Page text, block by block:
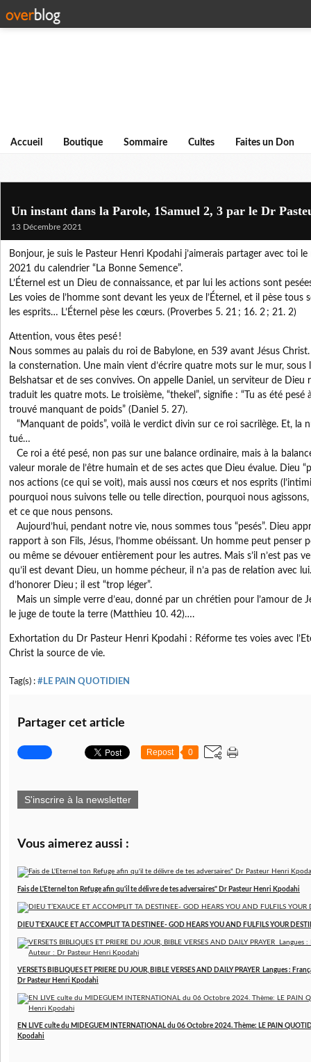
Accueil Boutique Sommaire Cultes Faites un Don
Un instant dans la Parole, 1Samuel 2, 3 par le Dr
13 Décembre 2021
Bonjour, je suis le Pasteur Henri Kpodahi j’aimerais partager avec toi
2021 du calendrier “La Bonne Semence”.
L’Éternel est un Dieu de connaissance, et par lui les actions sont
Les voies de l’homme sont devant les yeux de l’Éternel, et il pèse tous
les esprits… L’Éternel pèse les cœurs. (Proverbes 5. 21 ; 16. 2 ; 21. 2)
Attention, vous êtes pesé !
Nous sommes au palais du roi de Babylone, en 539 avant Jésus
la consternation. Une main vient d’écrire quatre mots sur le mur, sous
Belshatsar et de ses convives. On appelle Daniel, un serviteur de Dieu
traduit les quatre mots. Le troisième, “thekel”, signifie : “Tu as été pesé
trouvé manquant de poids” (Daniel 5. 27).
“Manquant de poids”, voilà le verdict divin sur ce roi sacrilège. Et, la
tué…
Ce roi a été pesé, non pas sur une balance ordinaire, mais à la
valeur morale de l’être humain et de ses actes que Dieu évalue. Dieu
nos actions (ce qui se voit), mais aussi nos cœurs et nos esprits
pourquoi nous suivons telle ou telle direction, pourquoi nous
et ce que nous pensons.
Aujourd’hui, pendant notre vie, nous sommes tous “pesés”. Dieu
rapport à son Fils, Jésus, l’homme obéissant. Un homme peut penser
ou même se dévouer entièrement pour les autres. Mais s’il n’est pas
qu’il est devant Dieu, un homme pécheur, il n’a pas de relation avec
d’honorer Dieu ; il est “trop léger”.
Mais un simple verre d’eau, donné par un chrétien pour l’amour de
le juge de toute la terre (Matthieu 10. 42)….
Exhortation du Dr Pasteur Henri Kpodahi : Réforme tes voies avec
Christ la source de vie.
Tag(s) : #LE PAIN QUOTIDIEN
Partager cet article
Repost 0
S'inscrire à la newsletter
Vous aimerez aussi :
Fais de L'Eternel ton Refuge afin qu'il te délivre de tes adversaires" Dr Pasteur Henri Kpodahi
DIEU T’EXAUCE ET ACCOMPLIT TA DESTINEE- GOD HEARS YOU AND FULFILS YOUR
VERSETS BIBLIQUES ET PRIERE DU JOUR, BIBLE VERSES AND DAILY PRAYER Langues :
Dr Pasteur Henri Kpodahi
EN LIVE culte du MIDEGUEM INTERNATIONAL du 06 Octobre 2024. Thème: LE PAIN
Kpodahi